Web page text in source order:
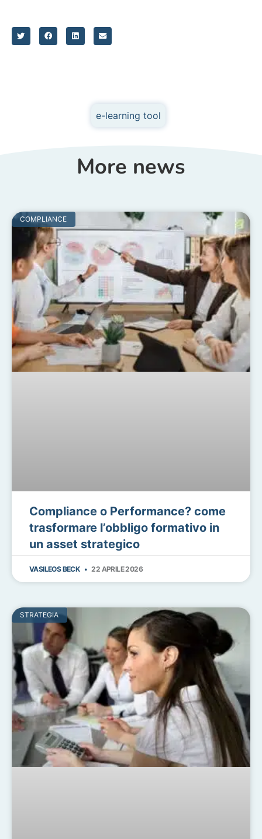
e-learning tool
More news
COMPLIANCE
Compliance o Performance? come
trasformare l’obbligo formativo in
un asset strategico
VASILEOS BECK 22 APRILE 2026
STRATEGIA